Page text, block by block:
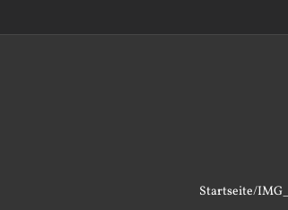
Startseite/